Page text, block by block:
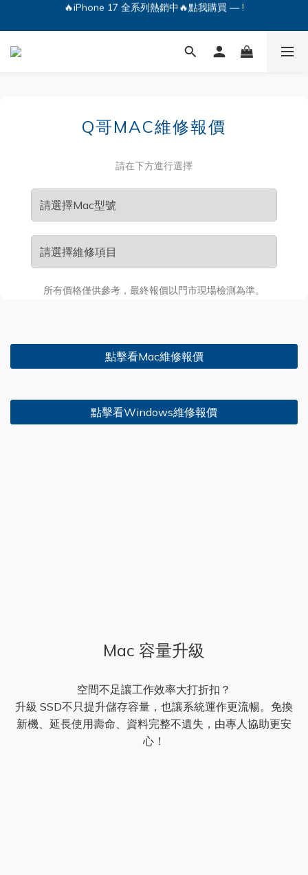
🔥iPhone 17 全系列熱銷中🔥點我購買 — !
💕加入Q哥 Line 新好友領優惠券！🎫
🔥iPhone 17 全系列熱銷中🔥點我購買 — !
Q哥MAC維修報價
請在下方進行選擇
所有價格僅供參考，最終報價以門市現場檢測為準。
點擊看Mac維修報價
點擊看Windows維修報價
Mac 容量升級
空間不足讓工作效率大打折扣？
升級 SSD不只提升儲存容量，也讓系統運作更流暢。免換
新機、延長使用壽命、資料完整不遺失，由專人協助更安
心！